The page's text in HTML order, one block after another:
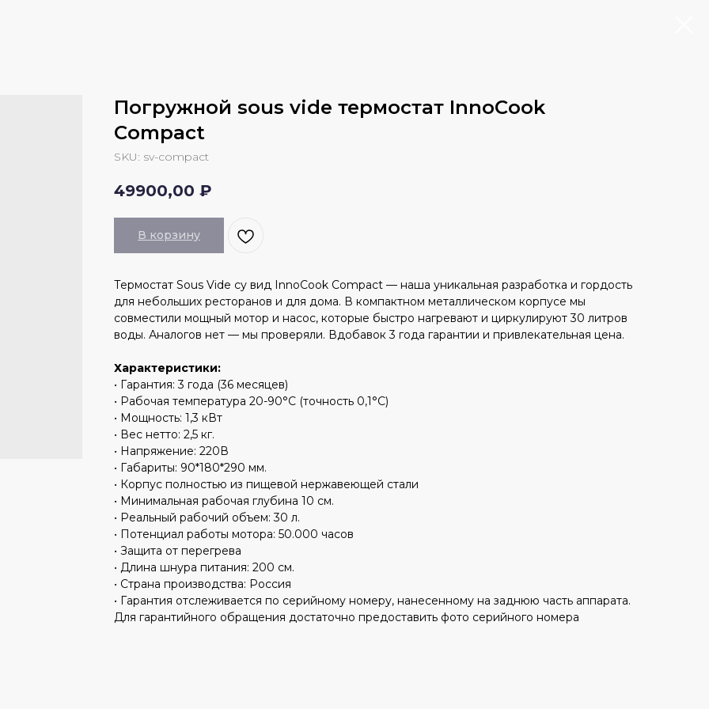
Погружной sous vide термостат InnoCook
Compact
SKU: sv-compact
49900,00 ₽
В корзину
Термостат Sous Vide су вид InnoCook Compact — наша уникальная разработка и гордость
для небольших ресторанов и для дома. В компактном металлическом корпусе мы
совместили мощный мотор и насос, которые быстро нагревают и циркулируют 30 литров
воды. Аналогов нет — мы проверяли. Вдобавок 3 года гарантии и привлекательная цена.
Характеристики:
• Гарантия: 3 года (36 месяцев)
• Рабочая температура 20-90°С (точность 0,1°С)
• Мощность: 1,3 кВт
• Вес нетто: 2,5 кг.
• Напряжение: 220В
• Габариты: 90*180*290 мм.
• Корпус полностью из пищевой нержавеющей стали
• Минимальная рабочая глубина 10 см.
• Реальный рабочий объем: 30 л.
• Потенциал работы мотора: 50.000 часов
• Защита от перегрева
• Длина шнура питания: 200 см.
• Страна производства: Россия
• Гарантия отслеживается по серийному номеру, нанесенному на заднюю часть аппарата.
Для гарантийного обращения достаточно предоставить фото серийного номера